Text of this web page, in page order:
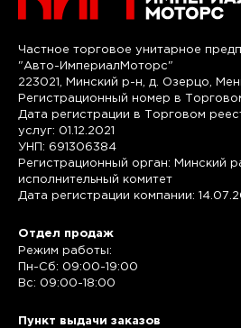
Частное торговое унитарное
"Авто-ИмпериалМоторс"
223021, Минский р-н, д. Озерцо,
Регистрационный номер в
Дата регистрации в Торговом
услуг: 01.12.2021
УНП: 691306384
Регистрационный орган: Минский
исполнительный комитет
Дата регистрации компании:
Отдел продаж
Режим работы:
Пн-Сб: 09:00-19:00
Вс: 09:00-18:00
Пункт выдачи заказов